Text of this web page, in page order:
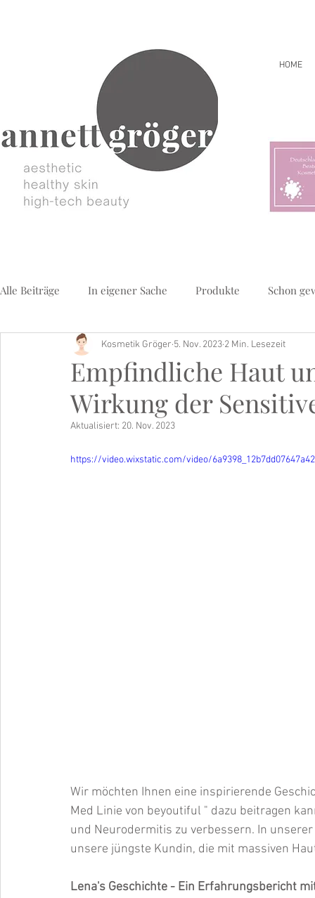
HOME
Alle Beiträge In eigener Sache Produkte Schon
Buch Tipp
Empfindliche Haut
Wirkung der
Kosmetik Gröger 5. Nov. 2023 2 Min. Lesezeit
Aktualisiert: 20. Nov. 2023
https://video.wixstatic.com/video/
Wir möchten Ihnen eine inspirierende
Med Linie von beyoutiful " dazu beitragen
und Neurodermitis zu verbessern. In
unsere jüngste Kundin, die mit massiven
Lena's Geschichte - Ein Erfahrungsbericht